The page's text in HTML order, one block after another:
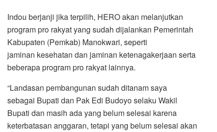
Indou berjanji jika terpilih, HERO akan melanjutkan
program pro rakyat yang sudah dijalankan Pemerintah
Kabupaten (Pemkab) Manokwari, seperti
jaminan kesehatan dan jaminan ketenagakerjaan serta
beberapa program pro rakyat lainnya.
“Landasan pembangunan sudah ditanam saya
sebagai Bupati dan Pak Edi Budoyo selaku Wakil
Bupati dan masih ada yang belum selesai karena
keterbatasan anggaran, tetapi yang belum selesai akan